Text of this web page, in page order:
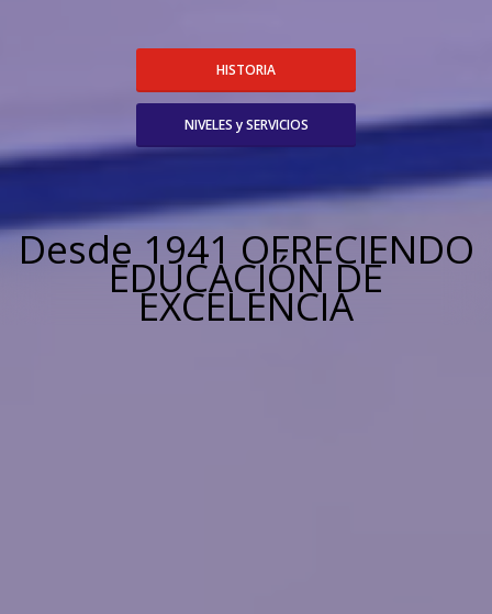
HISTORIA
NIVELES y SERVICIOS
Desde 1941 OFRECIENDO
EDUCACIÓN DE
EXCELENCIA